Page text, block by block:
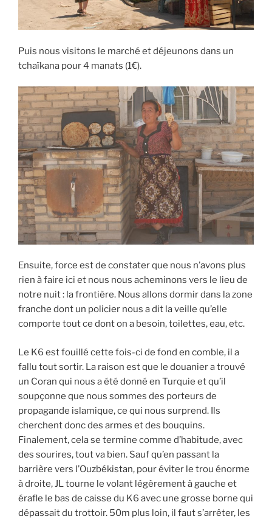
Puis nous visitons le marché et déjeunons dans un
tchaïkana pour 4 manats (1€).
Ensuite, force est de constater que nous n’avons plus
rien à faire ici et nous nous acheminons vers le lieu de
notre nuit : la frontière. Nous allons dormir dans la zone
franche dont un policier nous a dit la veille qu’elle
comporte tout ce dont on a besoin, toilettes, eau, etc.
Le K6 est fouillé cette fois-ci de fond en comble, il a
fallu tout sortir. La raison est que le douanier a trouvé
un Coran qui nous a été donné en Turquie et qu’il
soupçonne que nous sommes des porteurs de
propagande islamique, ce qui nous surprend. Ils
cherchent donc des armes et des bouquins.
Finalement, cela se termine comme d’habitude, avec
des sourires, tout va bien. Sauf qu’en passant la
barrière vers l’Ouzbékistan, pour éviter le trou énorme
à droite, JL tourne le volant légèrement à gauche et
érafle le bas de caisse du K6 avec une grosse borne qui
dépassait du trottoir. 50m plus loin, il faut s’arrêter, les